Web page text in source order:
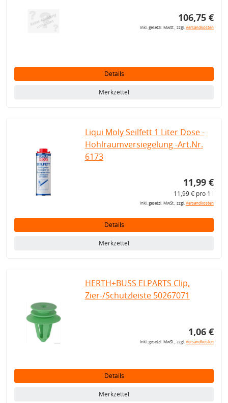
106,75 €
inkl. gesetzl. MwSt., zzgl.Versandkosten
Details
Merkzettel
Liqui Moly Seilfett 1 Liter Dose -
Hohlraumversiegelung -Art.Nr.
6173
11,99 €
11,99 € pro 1 l
inkl. gesetzl. MwSt., zzgl.Versandkosten
Details
Merkzettel
HERTH+BUSS ELPARTS Clip,
Zier-/Schutzleiste 50267071
1,06 €
inkl. gesetzl. MwSt., zzgl.Versandkosten
Details
Merkzettel